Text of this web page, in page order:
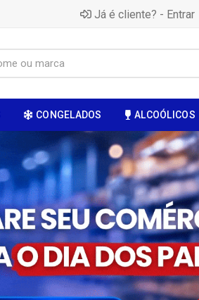
Já é cliente? - Entrar
CONGELADOS ALCOÓLICOS